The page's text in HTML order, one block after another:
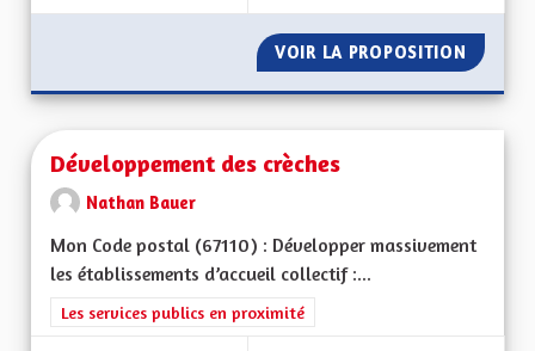
VOIR LA PROPOSITION
Développement des crèches
Nathan Bauer
Mon Code postal (67110) : Développer massivement
les établissements d’accueil collectif :...
Filtrer les résultats de la catégorie : Les services publics en
Les services publics en proximité